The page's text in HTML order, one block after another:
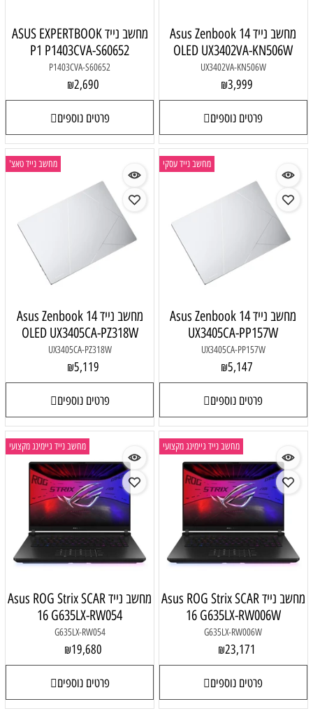
מחשב נייד Asus Zenbook 14
OLED UX3402VA-KN506W
UX3402VA-KN506W
₪3,999
פרטים נוספים
מחשב נייד ASUS EXPERTBOOK
P1 P1403CVA-S60652
P1403CVA-S60652
₪2,690
פרטים נוספים
מחשב נייד עסקי
מחשב נייד Asus Zenbook 14
UX3405CA-PP157W
UX3405CA-PP157W
₪5,147
פרטים נוספים
מחשב נייד טאצ'
מחשב נייד Asus Zenbook 14
OLED UX3405CA-PZ318W
UX3405CA-PZ318W
₪5,119
פרטים נוספים
מחשב נייד גיימינג מקצועי
מחשב נייד Asus ROG Strix SCAR
16 G635LX-RW006W
G635LX-RW006W
₪23,171
פרטים נוספים
מחשב נייד גיימינג מקצועי
מחשב נייד Asus ROG Strix SCAR
16 G635LX-RW054
G635LX-RW054
₪19,680
פרטים נוספים